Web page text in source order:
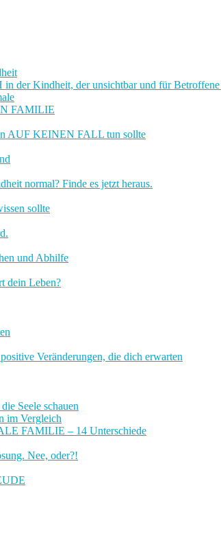
der Kindheit, der unsichtbar und für Betroffene
FAMILIE
AUF KEINEN FALL tun sollte
normal? Finde es jetzt heraus.
sollte
und Abhilfe
dein Leben?
Veränderungen, die dich erwarten
Seele schauen
FAMILIE – 14 Unterschiede
Nee, oder?!